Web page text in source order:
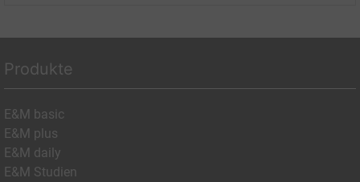
Produkte
E&M basic
E&M plus
E&M daily
E&M Studien